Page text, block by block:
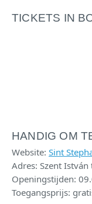
TICKETS IN
HANDIG OM
Website: Sint
Adres: Szent István
Openingstijden:
Toegangsprijs: